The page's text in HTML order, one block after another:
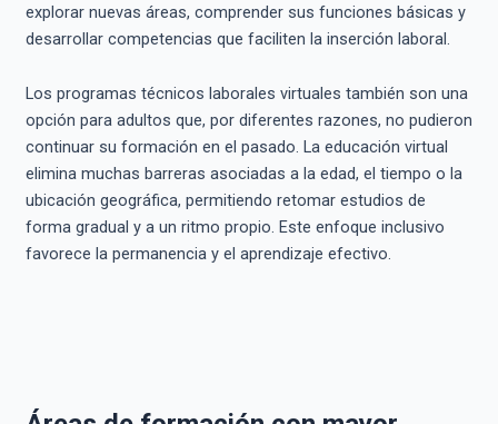
explorar nuevas áreas, comprender sus funciones básicas y
desarrollar competencias que faciliten la inserción laboral.
Los programas técnicos laborales virtuales también son una
opción para adultos que, por diferentes razones, no pudieron
continuar su formación en el pasado. La educación virtual
elimina muchas barreras asociadas a la edad, el tiempo o la
ubicación geográfica, permitiendo retomar estudios de
forma gradual y a un ritmo propio. Este enfoque inclusivo
favorece la permanencia y el aprendizaje efectivo.